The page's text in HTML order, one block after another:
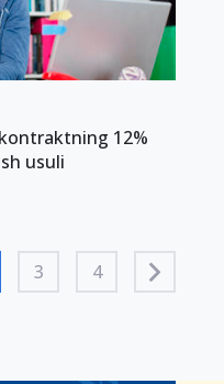
12%
usuli
3 4